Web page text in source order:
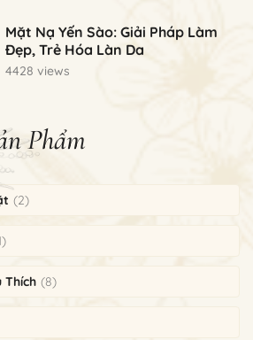
Mặt Nạ Yến Sào: Giải Pháp Làm
Đẹp, Trẻ Hóa Làn Da
4428 views
Phẩm
(2)
Thích (8)